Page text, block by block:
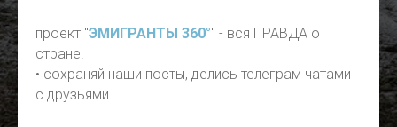
проект "ЭМИГРАНТЫ 360°" - вся ПРАВДА о
стране.
• сохраняй наши посты, делись телеграм чатами
с друзьями.